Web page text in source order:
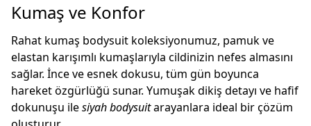
Kumaş ve Konfor
Rahat kumaş bodysuit koleksiyonumuz, pamuk ve
elastan karışımlı kumaşlarıyla cildinizin nefes almasını
sağlar. İnce ve esnek dokusu, tüm gün boyunca
hareket özgürlüğü sunar. Yumuşak dikiş detayı ve hafif
dokunuşu ilesiyah bodysuitarayanlara ideal bir çözüm